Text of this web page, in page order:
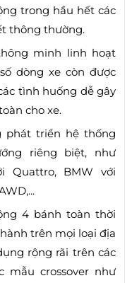
trong hầu hết các
thông thường.
minh linh hoạt
dòng xe còn được
tình huống dễ gây
cho xe.
phát triển hệ thống
riêng biệt, như
Quattro, BMW với
4 bánh toàn thời
trên mọi loại địa
rộng rãi trên các
mẫu crossover như